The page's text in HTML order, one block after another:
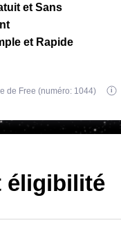
et Sans
et Rapide
de Free (numéro: 1044)
éligibilité